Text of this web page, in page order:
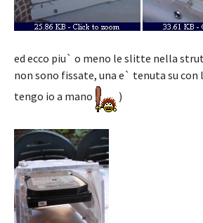
ed ecco piu` o meno le slitte nella
non sono fissate, una e` tenuta su con
tengo io a mano
)